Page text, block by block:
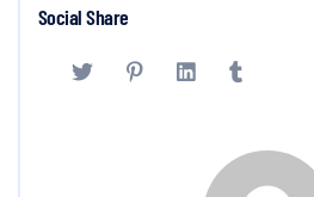
Social Share